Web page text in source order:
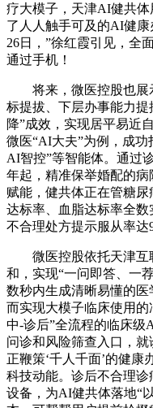
疗大模子，天津AI健共
了人人触手可及的AI健
26日，”徐红霞引见，全
通过手机！
将来，微医控股也展
标提拔、下层办事能力
降”成效，实现居平易近
微医“AI大夫”为例，成功
AI智控”等智能体。通过
年起，精准保举婚配的
赋能，健共体正在管糖
达标率、血脂达标率全
不合理处方提示服从率达
微医控股依托天津互
和，实现“一问即答、一
数秒内生成清晰易懂的
而实现大模子临床使用
中-诊后”全流程的临床级
问诊和风险筛查入口，
正鞭策‘千人千面’的健康
科技动能。诊后不合理
设备，为AI健共体落地“